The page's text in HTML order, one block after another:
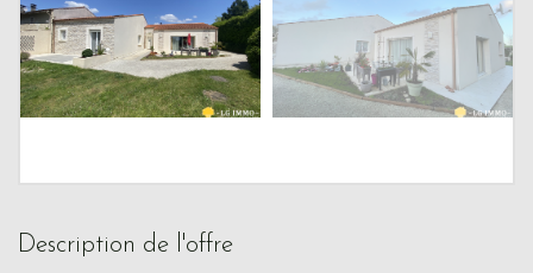
description de l'offre